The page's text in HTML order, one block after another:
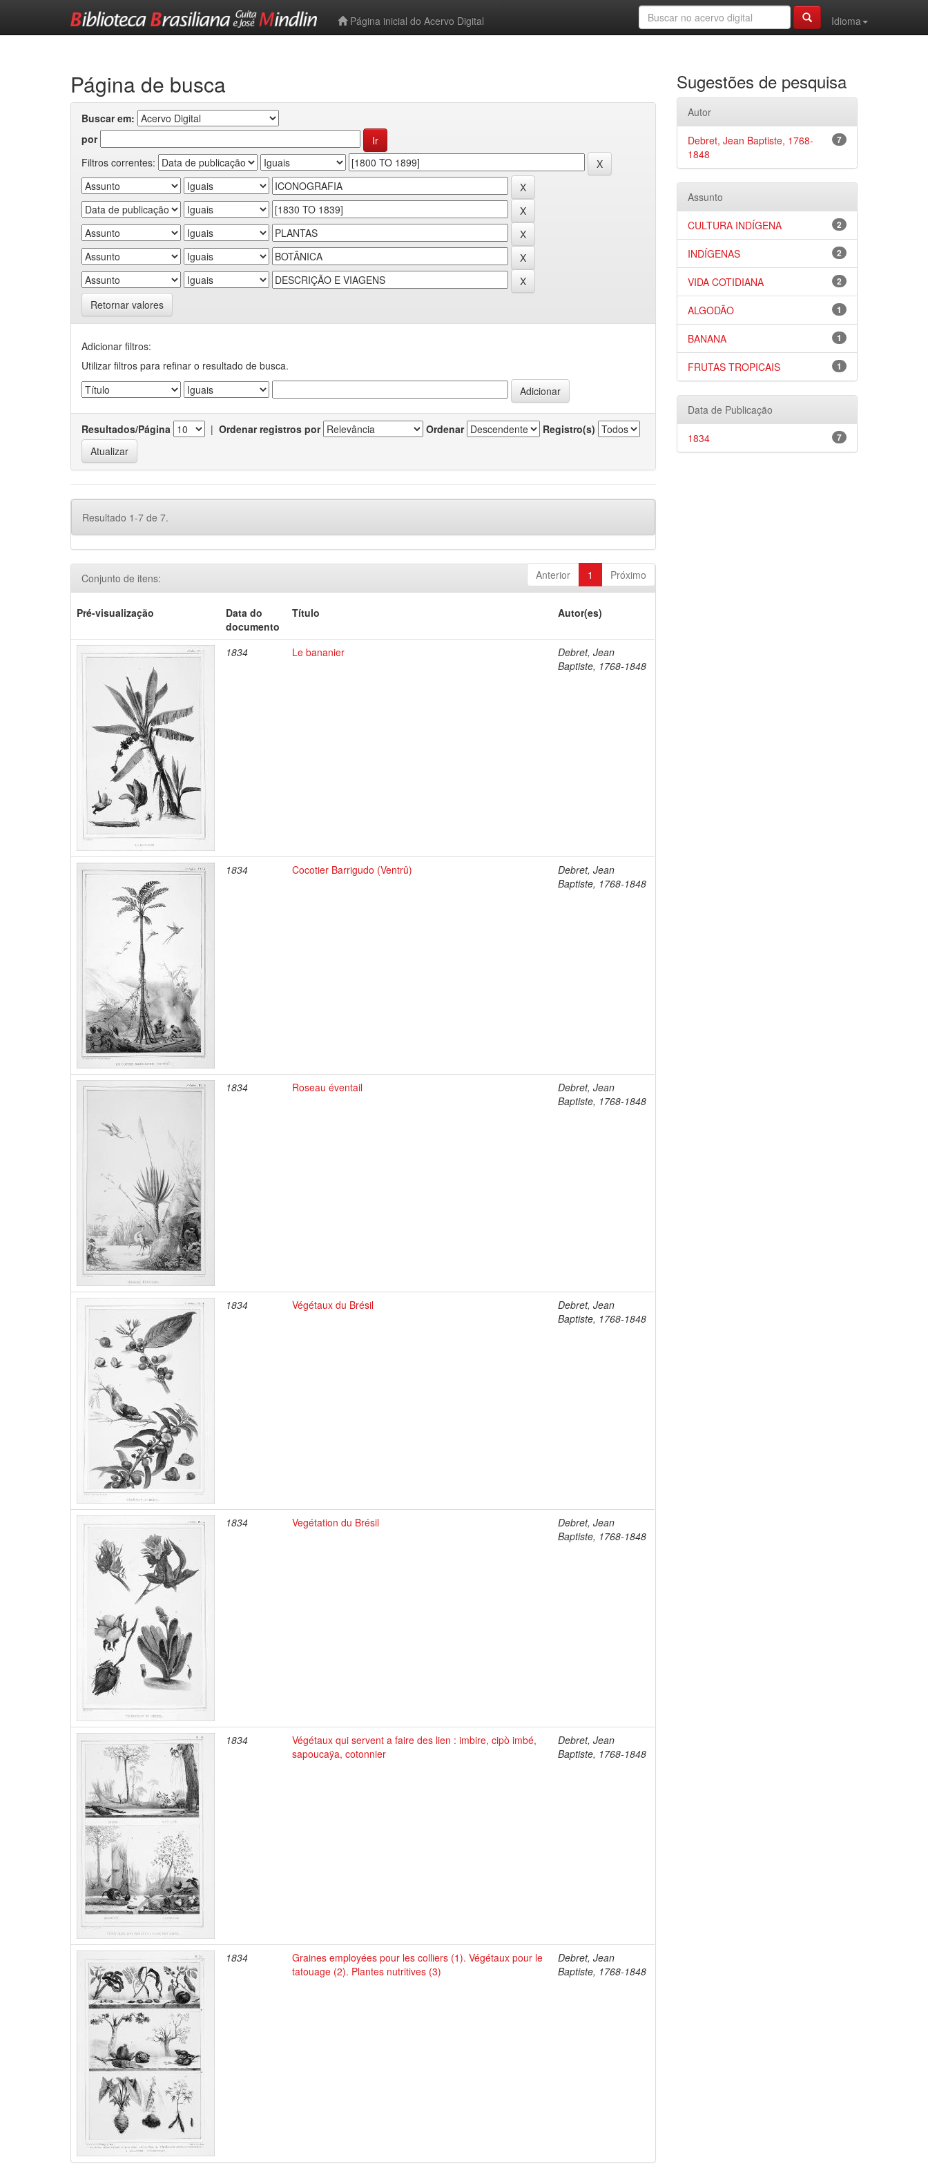
Página inicial do Acervo Digital
Idioma
Página de busca
Buscar em:
por
Filtros correntes:
Retornar valores
Adicionar filtros:
Utilizar filtros para refinar o resultado de busca.
Resultados/Página | Ordenar registros por Ordenar Registro(s)
Resultado 1-7 de 7.
Anterior 1 Próximo
Conjunto de itens:
Pré-visualização
Data do
documento
Título Autor(es)
1834 Le bananier
Debret, Jean
Baptiste, 1768-1848
1834 Cocotier Barrigudo (Ventrû)
Debret, Jean
Baptiste, 1768-1848
1834 Roseau éventail
Debret, Jean
Baptiste, 1768-1848
1834 Végétaux du Brésil
Debret, Jean
Baptiste, 1768-1848
1834 Vegétation du Brésil
Debret, Jean
Baptiste, 1768-1848
1834
Végétaux qui servent a faire des lien : imbire, cipò imbé,
sapoucaÿa, cotonnier
Debret, Jean
Baptiste, 1768-1848
1834
Graines employées pour les colliers (1). Végétaux pour le
tatouage (2). Plantes nutritives (3)
Debret, Jean
Baptiste, 1768-1848
Sugestões de pesquisa
Autor
7
Debret, Jean Baptiste, 1768-
1848
Assunto
2
CULTURA INDÍGENA
2
INDÍGENAS
2
VIDA COTIDIANA
1
ALGODÃO
1
BANANA
1
FRUTAS TROPICAIS
Data de Publicação
7
1834